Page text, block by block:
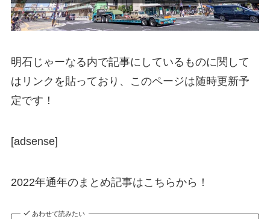
明石じゃーなる内で記事にしているものに関して
はリンクを貼っており、このページは随時更新予
定です！
[adsense]
2022年通年のまとめ記事はこちらから！
あわせて読みたい